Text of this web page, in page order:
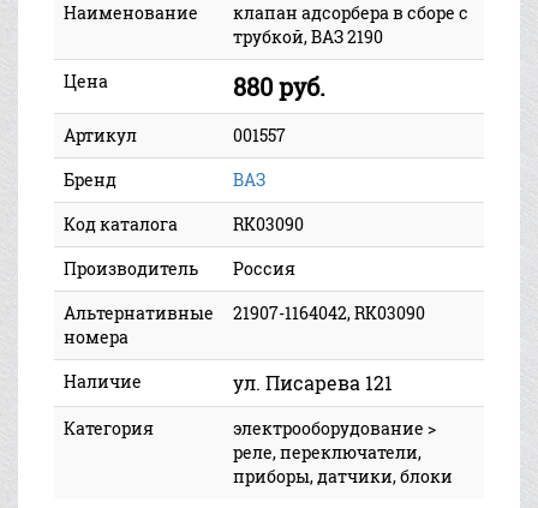
Наименование
клапан адсорбера в сборе с
трубкой, ВАЗ 2190
Цена
880 руб.
Артикул
001557
Бренд
ВАЗ
Код каталога
RK03090
Производитель
Россия
Альтернативные
номера
21907-1164042, RK03090
Наличие ул. Писарева 121
Категория
электрооборудование >
реле, переключатели,
приборы, датчики, блоки